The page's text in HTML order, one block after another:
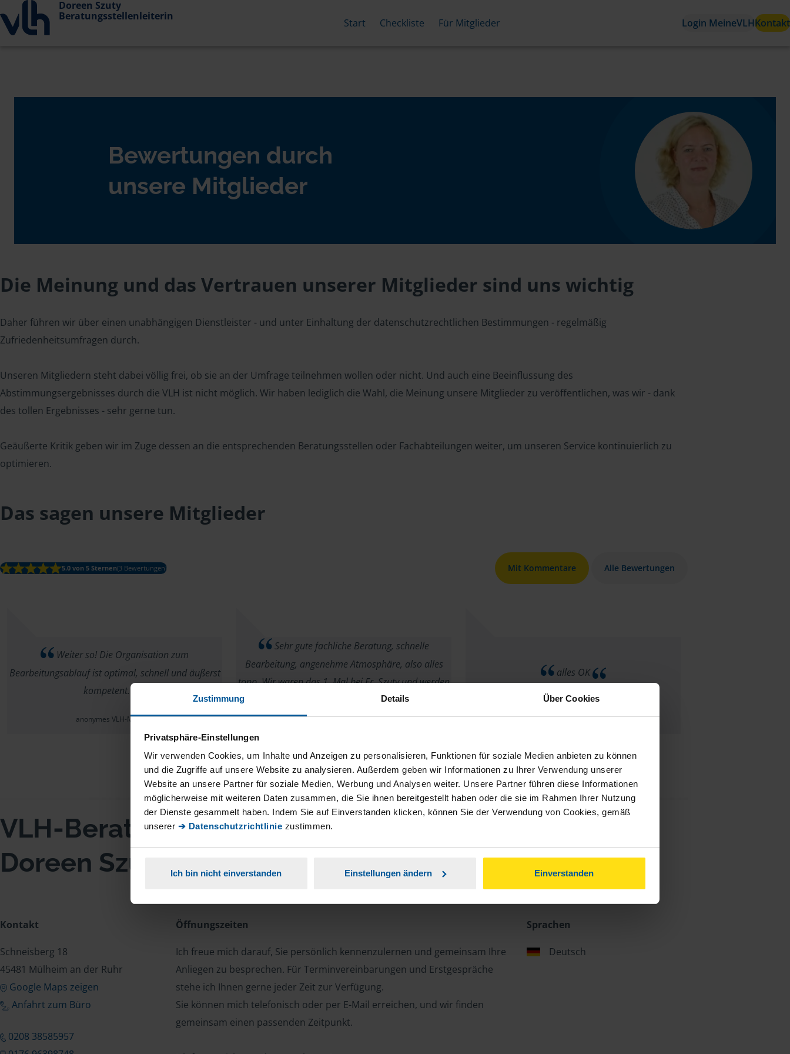
Zustimmung Details Über Cookies
Privatsphäre-Einstellungen
Wir verwenden Cookies, um Inhalte und Anzeigen zu personalisieren, Funktionen für soziale Medien anbieten zu können
und die Zugriffe auf unsere Website zu analysieren. Außerdem geben wir Informationen zu Ihrer Verwendung unserer
Website an unsere Partner für soziale Medien, Werbung und Analysen weiter. Unsere Partner führen diese Informationen
möglicherweise mit weiteren Daten zusammen, die Sie ihnen bereitgestellt haben oder die sie im Rahmen Ihrer Nutzung
der Dienste gesammelt haben. Indem Sie auf Einverstanden klicken, können Sie der Verwendung von Cookies, gemäß
unserer ➔ Datenschutzrichtlinie zustimmen.
Ich bin nicht einverstanden Einstellungen ändern Einverstanden
Doreen Szuty
Beratungsstellenleiterin
Start Checkliste Für Mitglieder Login MeineVLHKontakt
Bewertungen durch
unsere Mitglieder
Die Meinung und das Vertrauen unserer Mitglieder sind uns wichtig
Daher führen wir über einen unabhängigen Dienstleister - und unter Einhaltung der datenschutzrechtlichen Bestimmungen - regelmäßig
Zufriedenheitsumfragen durch.
Unseren Mitgliedern steht dabei völlig frei, ob sie an der Umfrage teilnehmen wollen oder nicht. Und auch eine Beeinflussung des
Abstimmungsergebnisses durch die VLH ist nicht möglich. Wir haben lediglich die Wahl, die Meinung unsere Mitglieder zu veröffentlichen, was wir - dank
des tollen Ergebnisses - sehr gerne tun.
Geäußerte Kritik geben wir im Zuge dessen an die entsprechenden Beratungsstellen oder Fachabteilungen weiter, um unseren Service kontinuierlich zu
optimieren.
Das sagen unsere Mitglieder
5.0 von 5 Sternen(3 Bewertungen) Mit Kommentare Alle Bewertungen
Weiter so! Die Organisation zum
Bearbeitungsablauf ist optimal, schnell und äußerst
kompetent.
anonymes VLH-Mitglied
Sehr gute fachliche Beratung, schnelle
Bearbeitung, angenehme Atmosphäre, also alles
topp. Wir waren das 1. Mal bei Fr. Szuty und werden
alles OK
anonymes VLH-Mitglied
VLH-Beratungsstelle
Doreen Szuty
Kontakt
Schneisberg 18
45481 Mülheim an der Ruhr
Google Maps zeigen
Anfahrt zum Büro
0208 38585957
Öffnungszeiten
Ich freue mich darauf, Sie persönlich kennenzulernen und gemeinsam Ihre
Anliegen zu besprechen. Für Terminvereinbarungen und Erstgespräche
stehe ich Ihnen gerne jeder Zeit zur Verfügung.
Sie können mich telefonisch oder per E-Mail erreichen, und wir finden
gemeinsam einen passenden Zeitpunkt.
Sprachen
Deutsch